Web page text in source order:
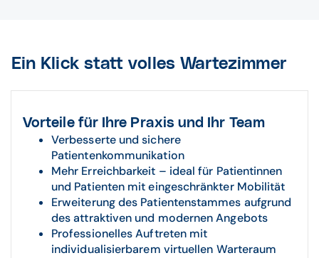
Ein Klick statt volles Wartezimmer
Vorteile für Ihre Praxis und Ihr Team
Verbesserte und sichere
Patientenkommunikation
Mehr Erreichbarkeit – ideal für Patientinnen
und Patienten mit eingeschränkter Mobilität
Erweiterung des Patientenstammes aufgrund
des attraktiven und modernen Angebots
Professionelles Auftreten mit
individualisierbarem virtuellen Warteraum